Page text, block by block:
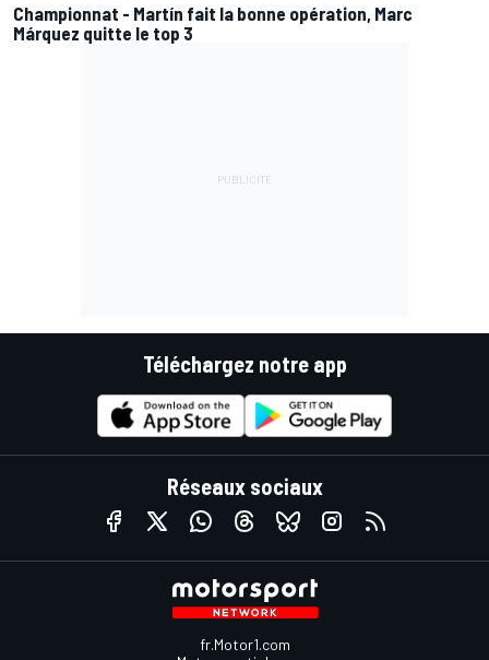
Championnat - Martín fait la bonne opération, Marc
Márquez quitte le top 3
Téléchargez notre app
Réseaux sociaux
fr.Motor1.com